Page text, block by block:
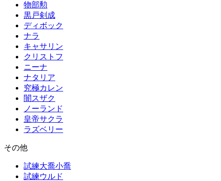
物部勲
黒戸剣成
ディボック
ナラ
キャサリン
クリストフ
ニーナ
ナタリア
究極カレン
闇スザク
ノーランド
皇帝サクラ
ラズベリー
その他
試練大喬小喬
試練ウルド